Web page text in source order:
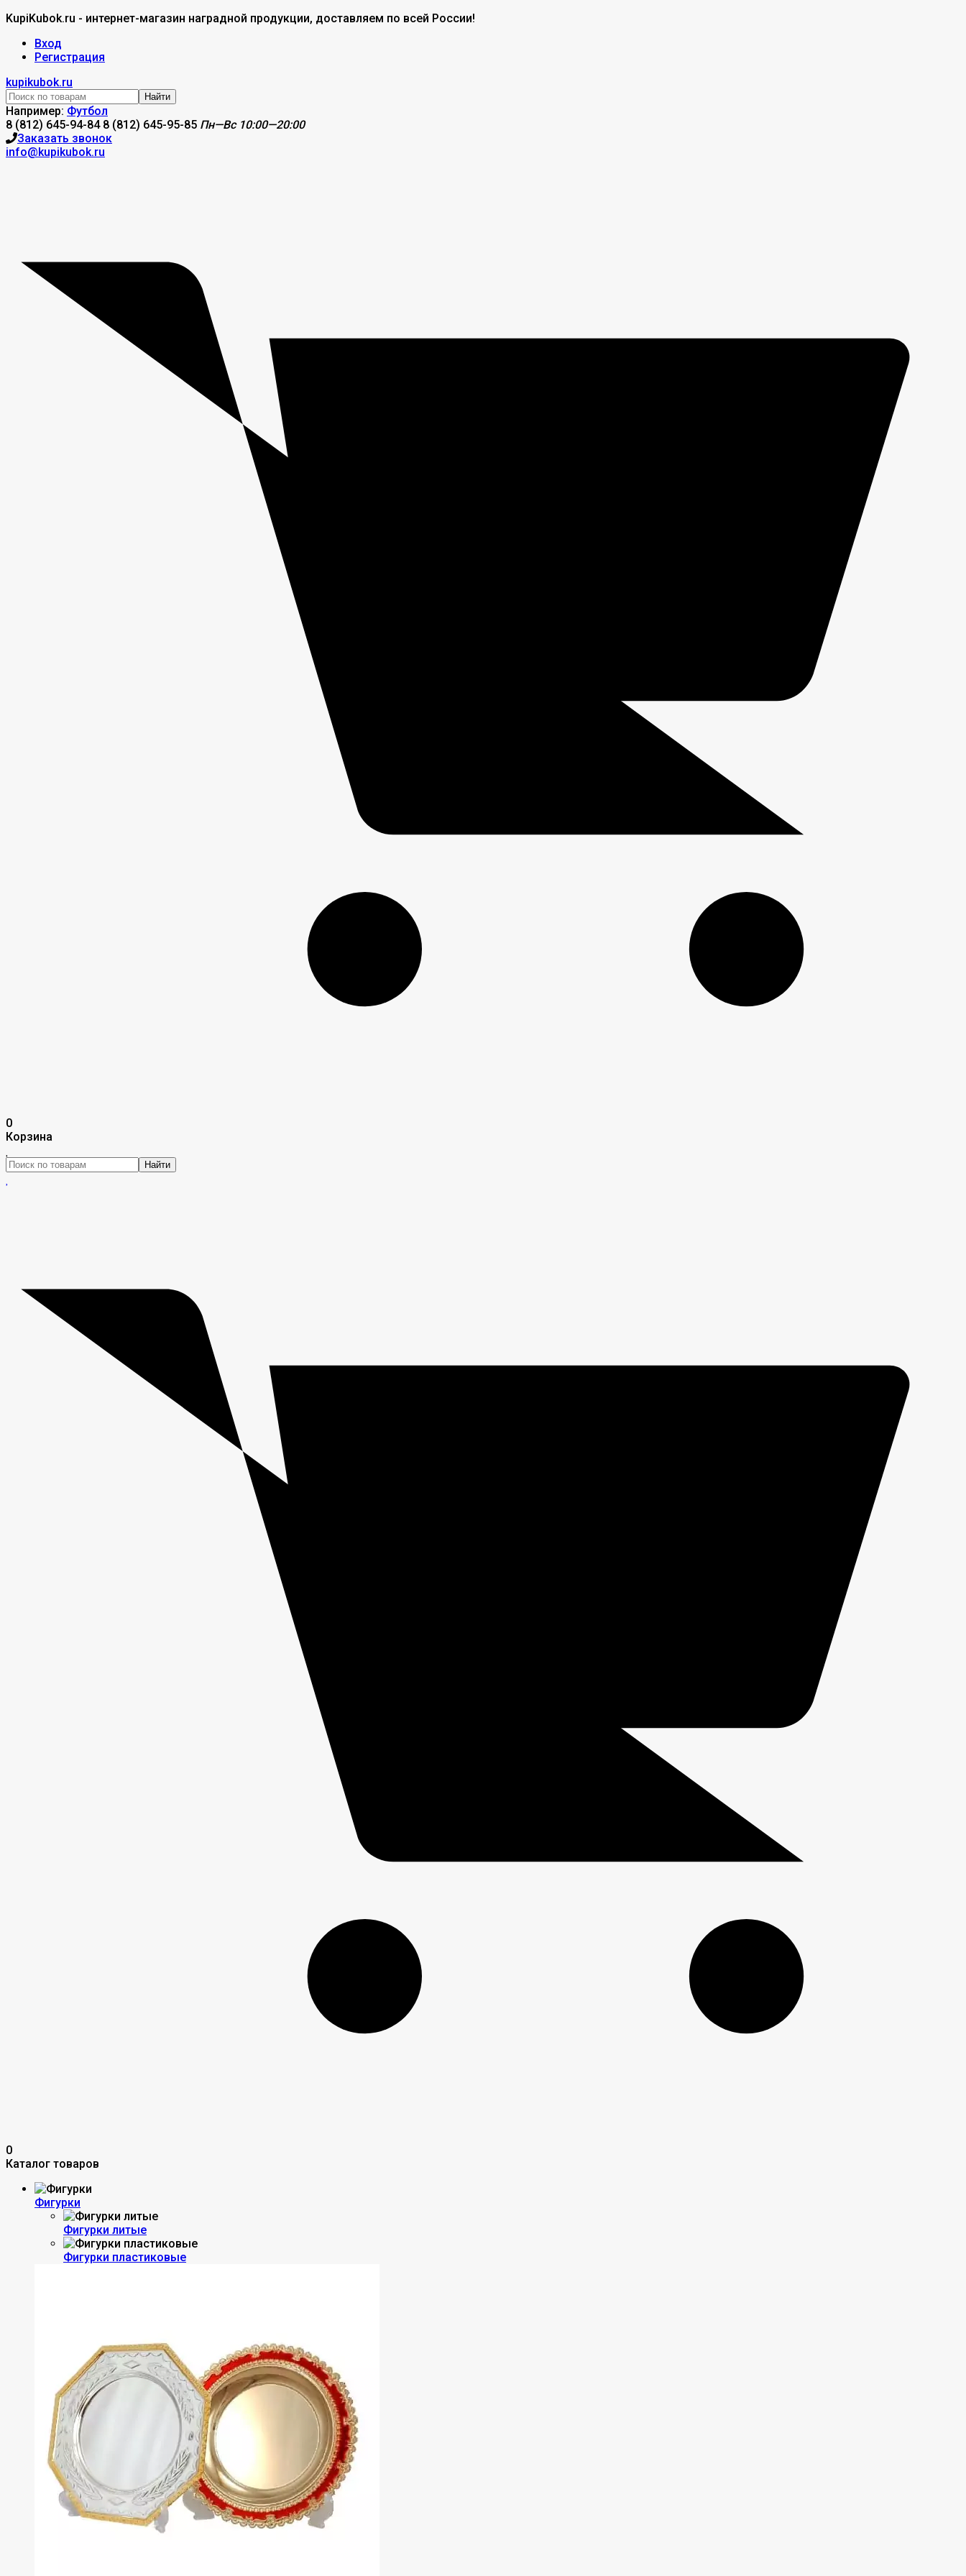
KupiKubok.ru - интернет-магазин наградной продукции, доставляем по всей России!
Вход
Регистрация
kupikubok.ru
Найти
Например: Футбол
8 (812) 645-94-84 8 (812) 645-95-85 Пн—Вс 10:00—20:00
Заказать звонок
info@kupikubok.ru
0
Корзина
Найти
0
Каталог товаров
Фигурки
Фигурки литые
Фигурки пластиковые